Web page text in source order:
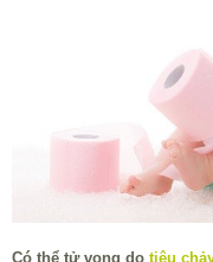
Có thể tử vong do tiêu